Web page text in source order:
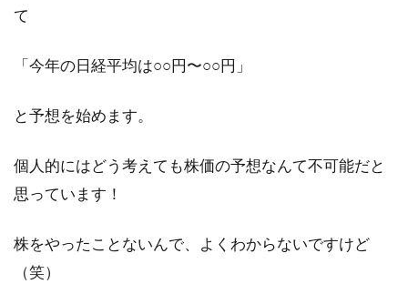
て
「今年の日経平均は○○円〜○○円」
と予想を始めます。
個人的にはどう考えても株価の予想なんて不可能だと
思っています！
株をやったことないんで、よくわからないですけど
（笑）